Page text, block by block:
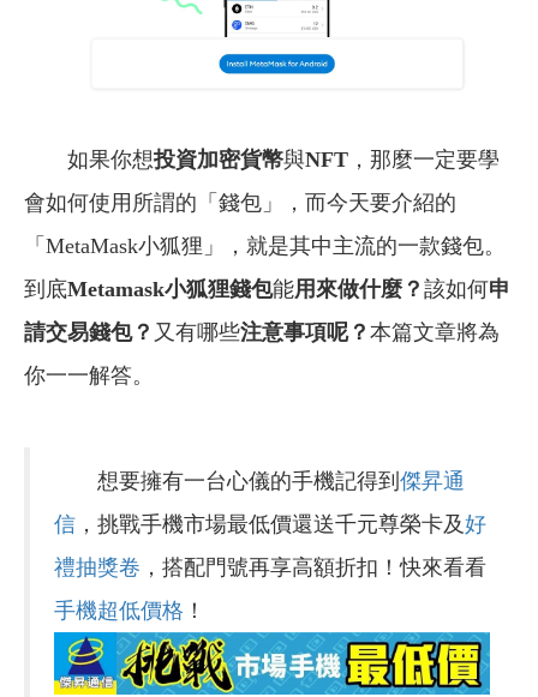
如果你想投資加密貨幣與NFT ，那麼一定要學
會如何使用所謂的「錢包」，而今天要介紹的
「MetaMask小狐狸」，就是其中主流的一款錢包。
到底Metamask小狐狸錢包能用來做什麼？ 該如何申
請交易錢包？ 又有哪些注意事項呢？ 本篇文章將為
你一一解答。
想要擁有一台心儀的手機記得到 傑昇通
信 ，挑戰手機市場最低價還送千元尊榮卡及好
禮抽獎卷 ，搭配門號再享高額折扣！快來看看
手機超低價格 ！